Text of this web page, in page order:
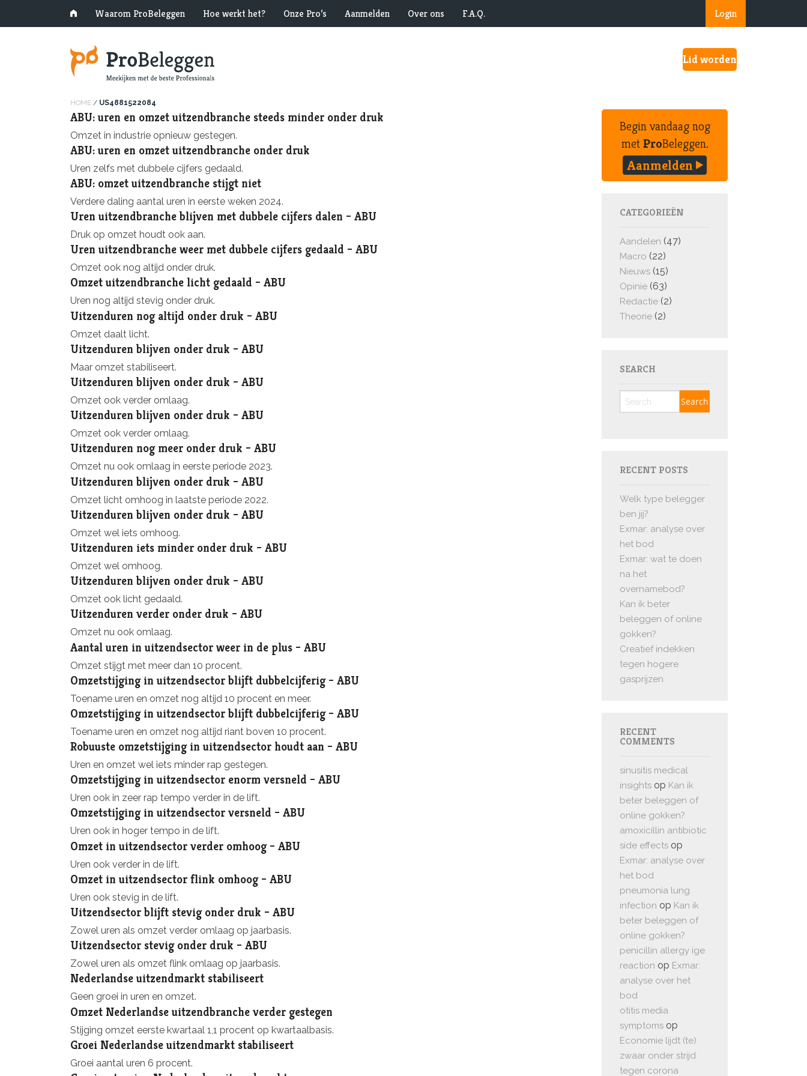
Login
Waarom ProBeleggen Hoe werkt het? Onze Pro’s Aanmelden Over ons F.A.Q.
Lid worden
HOME / US4881522084
ABU: uren en omzet uitzendbranche steeds minder onder druk
Omzet in industrie opnieuw gestegen.
ABU: uren en omzet uitzendbranche onder druk
Uren zelfs met dubbele cijfers gedaald.
ABU: omzet uitzendbranche stijgt niet
Verdere daling aantal uren in eerste weken 2024.
Uren uitzendbranche blijven met dubbele cijfers dalen – ABU
Druk op omzet houdt ook aan.
Uren uitzendbranche weer met dubbele cijfers gedaald – ABU
Omzet ook nog altijd onder druk.
Omzet uitzendbranche licht gedaald – ABU
Uren nog altijd stevig onder druk.
Uitzenduren nog altijd onder druk – ABU
Omzet daalt licht.
Uitzenduren blijven onder druk – ABU
Maar omzet stabiliseert.
Uitzenduren blijven onder druk – ABU
Omzet ook verder omlaag.
Uitzenduren blijven onder druk – ABU
Omzet ook verder omlaag.
Uitzenduren nog meer onder druk – ABU
Omzet nu ook omlaag in eerste periode 2023.
Uitzenduren blijven onder druk – ABU
Omzet licht omhoog in laatste periode 2022.
Uitzenduren blijven onder druk – ABU
Omzet wel iets omhoog.
Uitzenduren iets minder onder druk – ABU
Omzet wel omhoog.
Uitzenduren blijven onder druk – ABU
Omzet ook licht gedaald.
Uitzenduren verder onder druk – ABU
Omzet nu ook omlaag.
Aantal uren in uitzendsector weer in de plus – ABU
Omzet stijgt met meer dan 10 procent.
Omzetstijging in uitzendsector blijft dubbelcijferig – ABU
Toename uren en omzet nog altijd 10 procent en meer.
Omzetstijging in uitzendsector blijft dubbelcijferig – ABU
Toename uren en omzet nog altijd riant boven 10 procent.
Robuuste omzetstijging in uitzendsector houdt aan – ABU
Uren en omzet wel iets minder rap gestegen.
Omzetstijging in uitzendsector enorm versneld – ABU
Uren ook in zeer rap tempo verder in de lift.
Omzetstijging in uitzendsector versneld – ABU
Uren ook in hoger tempo in de lift.
Omzet in uitzendsector verder omhoog – ABU
Uren ook verder in de lift.
Omzet in uitzendsector flink omhoog – ABU
Uren ook stevig in de lift.
Uitzendsector blijft stevig onder druk – ABU
Zowel uren als omzet verder omlaag op jaarbasis.
Uitzendsector stevig onder druk – ABU
Zowel uren als omzet flink omlaag op jaarbasis.
Nederlandse uitzendmarkt stabiliseert
Geen groei in uren en omzet.
Omzet Nederlandse uitzendbranche verder gestegen
Stijging omzet eerste kwartaal 1,1 procent op kwartaalbasis.
Groei Nederlandse uitzendmarkt stabiliseert
Groei aantal uren 6 procent.
Begin vandaag nog
metProBeleggen.
Aanmelden
CATEGORIEËN
Aandelen (47)
Macro (22)
Nieuws (15)
Opinie (63)
Redactie (2)
Theorie (2)
SEARCH
RECENT POSTS
Welk type belegger
ben jij?
Exmar: analyse over
het bod
Exmar: wat te doen
na het
overnamebod?
Kan ik beter
beleggen of online
gokken?
Creatief indekken
tegen hogere
gasprijzen
RECENT
COMMENTS
sinusitis medical
insights op Kan ik
beter beleggen of
online gokken?
amoxicillin antibiotic
side effects op
Exmar: analyse over
het bod
pneumonia lung
infection op Kan ik
beter beleggen of
online gokken?
penicillin allergy ige
reaction op Exmar:
analyse over het
bod
otitis media
symptoms op
Economie lijdt (te)
zwaar onder strijd
tegen corona